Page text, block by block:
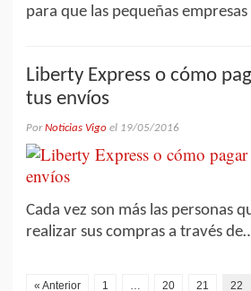
para que las pequeñas
Liberty Express o cómo
tus envíos
PorNoticias Vigo el 19/05/2016
Cada vez son más las personas
realizar sus compras a través
« Anterior 1 20 21 22